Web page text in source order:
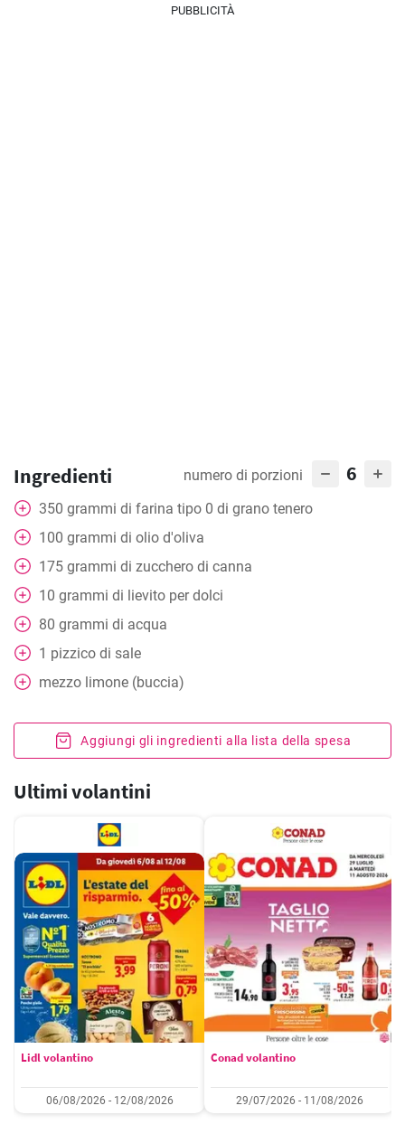
PUBBLICITÀ
Ingredienti numero di porzioni 6
350 grammi di farina tipo 0 di grano tenero
100 grammi di olio d'oliva
175 grammi di zucchero di canna
10 grammi di lievito per dolci
80 grammi di acqua
1 pizzico di sale
mezzo limone (buccia)
Aggiungi gli ingredienti alla lista della spesa
Ultimi volantini
Lidl volantino
06/08/2026 - 12/08/2026
Conad volantino
29/07/2026 - 11/08/2026